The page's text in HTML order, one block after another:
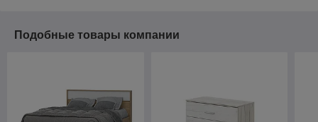
Подобные товары компании